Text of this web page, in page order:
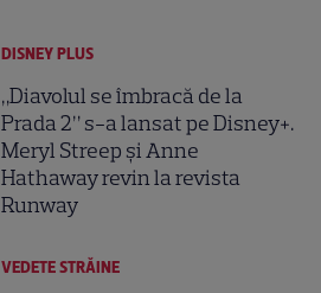
DISNEY PLUS
„Diavolul se îmbracă de la
Prada 2” s-a lansat pe Disney+.
Meryl Streep și Anne
Hathaway revin la revista
Runway
VEDETE STRĂINE